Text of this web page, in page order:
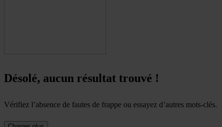
Désolé, aucun résultat trouvé !
Vérifiez l’absence de fautes de frappe ou essayez d’autres mots-clés.